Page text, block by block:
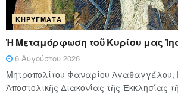
ΚΗΡΎΓΜΑΤΑ
Ἡ Μεταμόρφωση τοῦ Κυρίου μας
6 Αυγούστου 2026
Μητροπολίτου Φαναρίου Ἀγαθαγγέλου,
Ἀποστολικῆς Διακονίας τῆς Ἐκκλησίας